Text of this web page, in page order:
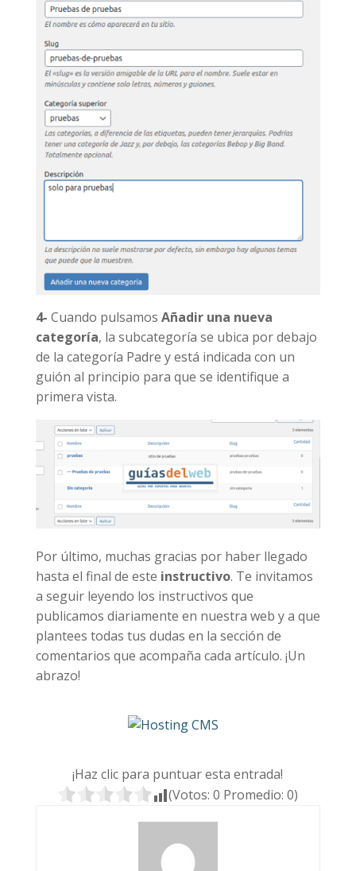
4- Cuando pulsamos Añadir una nueva
categoría, la subcategoría se ubica por debajo
de la categoría Padre y está indicada con un
guión al principio para que se identifique a
primera vista.
Por último, muchas gracias por haber llegado
hasta el final de este instructivo. Te invitamos
a seguir leyendo los instructivos que
publicamos diariamente en nuestra web y a que
plantees todas tus dudas en la sección de
comentarios que acompaña cada artículo. ¡Un
abrazo!
¡Haz clic para puntuar esta entrada!
(Votos:0 Promedio:0)